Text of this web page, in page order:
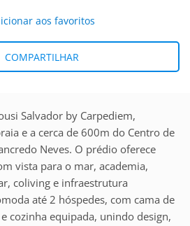
aos favoritos
COMPARTILHAR
Salvador by Carpediem,
e a cerca de 600m do Centro de
Neves. O prédio oferece
vista para o mar, academia,
coliving e infraestrutura
até 2 hóspedes, com cama de
cozinha equipada, unindo design,